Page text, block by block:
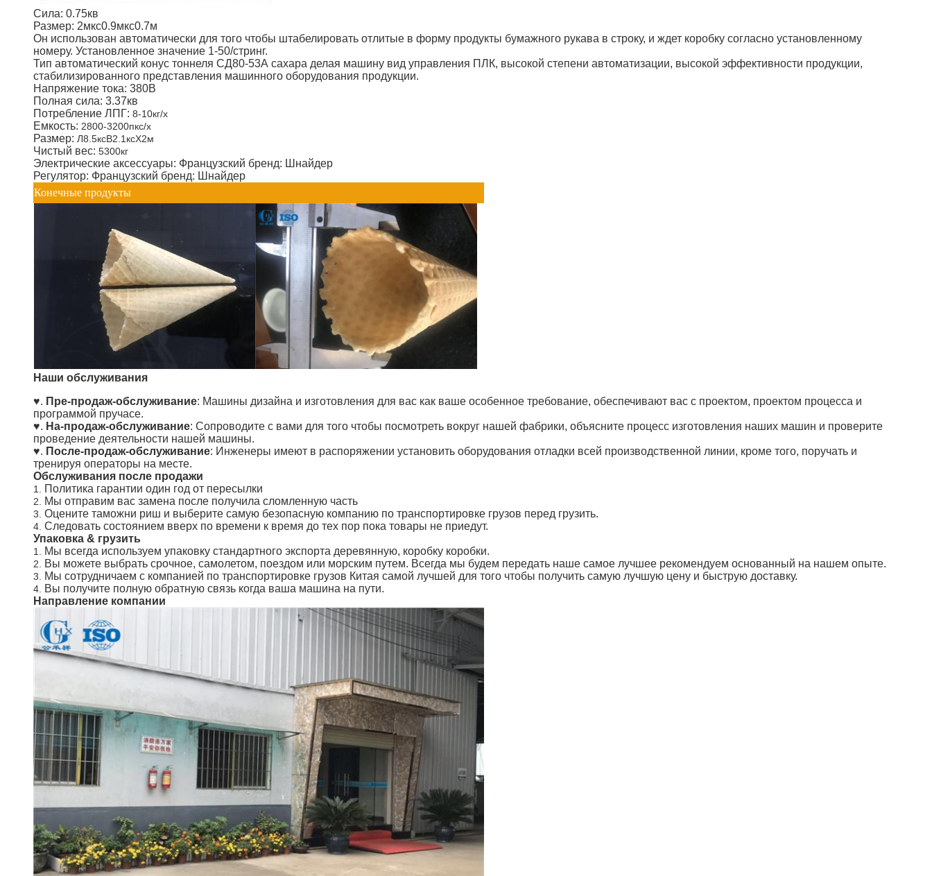
Сила: 0.75кв
Размер: 2мкс0.9мкс0.7м
Он использован автоматически для того чтобы штабелировать отлитые в форму продукты бумажного рукава в строку, и ждет коробку согласно установленному
номеру. Установленное значение 1-50/стринг.
Тип автоматический конус тоннеля СД80-53А сахара делая машину вид управления ПЛК, высокой степени автоматизации, высокой эффективности продукции,
стабилизированного представления машинного оборудования продукции.
Напряжение тока: 380В
Полная сила: 3.37кв
Потребление ЛПГ: 8-10кг/х
Емкость: 2800-3200пкс/х
Размер: Л8.5ксВ2.1ксХ2м
Чистый вес: 5300кг
Электрические аксессуары: Французский бренд: Шнайдер
Регулятор: Французский бренд: Шнайдер
Конечные продукты
Наши обслуживания
♥. Пре-продаж-обслуживание: Машины дизайна и изготовления для вас как ваше особенное требование, обеспечивают вас с проектом, проектом процесса и
программой пручасе.
♥. На-продаж-обслуживание: Сопроводите с вами для того чтобы посмотреть вокруг нашей фабрики, объясните процесс изготовления наших машин и проверите
проведение деятельности нашей машины.
♥. После-продаж-обслуживание: Инженеры имеют в распоряжении установить оборудования отладки всей производственной линии, кроме того, поручать и
тренируя операторы на месте.
Обслуживания после продажи
1. Политика гарантии один год от пересылки
2. Мы отправим вас замена после получила сломленную часть
3. Оцените таможни риш и выберите самую безопасную компанию по транспортировке грузов перед грузить.
4. Следовать состоянием вверх по времени к время до тех пор пока товары не приедут.
Упаковка & грузить
1. Мы всегда используем упаковку стандартного экспорта деревянную, коробку коробки.
2. Вы можете выбрать срочное, самолетом, поездом или морским путем. Всегда мы будем передать наше самое лучшее рекомендуем основанный на нашем опыте.
3. Мы сотрудничаем с компанией по транспортировке грузов Китая самой лучшей для того чтобы получить самую лучшую цену и быструю доставку.
4.
Вы получите полную обратную связь когда ваша машина на пути.
Направление компании